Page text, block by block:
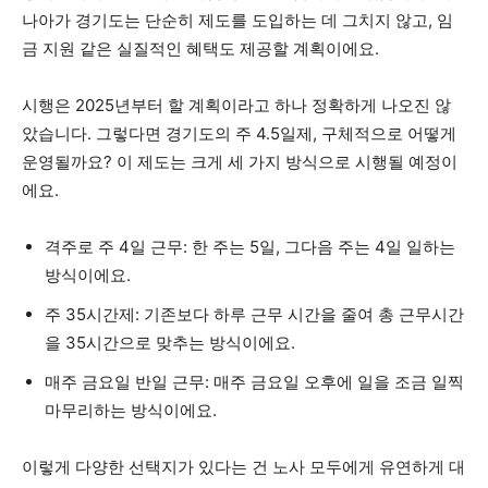
나아가 경기도는 단순히 제도를 도입하는 데 그치지 않고, 임
금 지원 같은 실질적인 혜택도 제공할 계획이에요.
시행은 2025년부터 할 계획이라고 하나 정확하게 나오진 않
았습니다. 그렇다면 경기도의 주 4.5일제, 구체적으로 어떻게
운영될까요? 이 제도는 크게 세 가지 방식으로 시행될 예정이
에요.
격주로 주 4일 근무: 한 주는 5일, 그다음 주는 4일 일하는
방식이에요.
주 35시간제: 기존보다 하루 근무 시간을 줄여 총 근무시간
을 35시간으로 맞추는 방식이에요.
매주 금요일 반일 근무: 매주 금요일 오후에 일을 조금 일찍
마무리하는 방식이에요.
이렇게 다양한 선택지가 있다는 건 노사 모두에게 유연하게 대